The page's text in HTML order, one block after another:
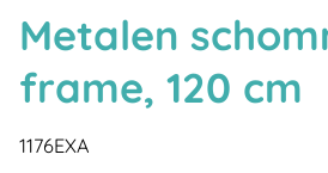
Metalen
frame, 120 cm
1176EXA